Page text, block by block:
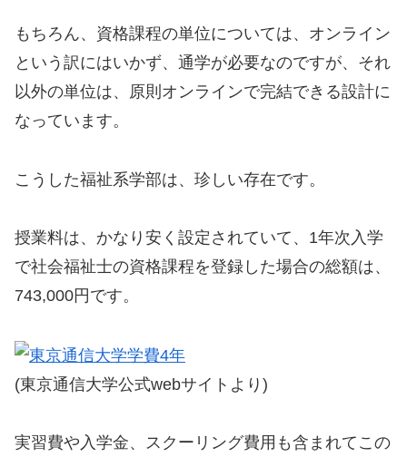
もちろん、資格課程の単位については、オンライン
という訳にはいかず、通学が必要なのですが、それ
以外の単位は、原則オンラインで完結できる設計に
なっています。
こうした福祉系学部は、珍しい存在です。
授業料は、かなり安く設定されていて、1年次入学
で社会福祉士の資格課程を登録した場合の総額は、
743,000円です。
(東京通信大学公式webサイトより)
実習費や入学金、スクーリング費用も含まれてこの